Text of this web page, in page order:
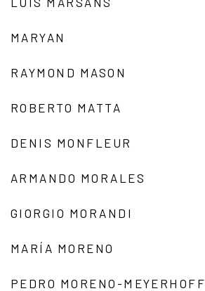
MARYAN
RAYMOND MASON
ROBERTO MATTA
DENIS MONFLEUR
ARMANDO MORALES
GIORGIO MORANDI
MARÍA MORENO
PEDRO MORENO-MEYERHOFF